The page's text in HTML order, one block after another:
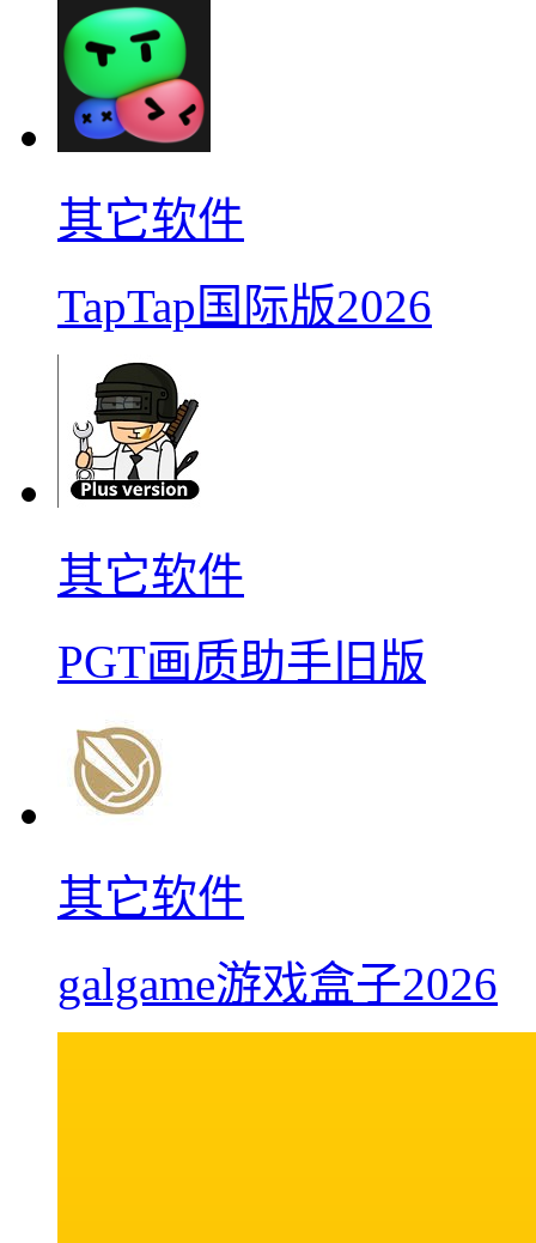
其它软件
TapTap国际版2026
其它软件
PGT画质助手旧版
其它软件
galgame游戏盒子2026